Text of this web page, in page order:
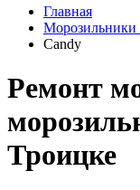
Главная
Морозильники
Candy
Ремонт
Троицке